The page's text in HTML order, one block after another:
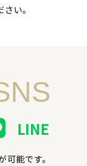
い。
LINE
能です。